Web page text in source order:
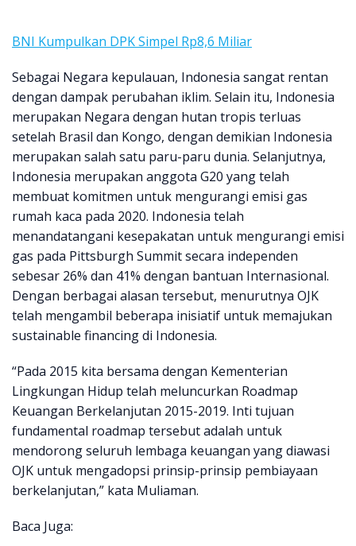
BNI Kumpulkan DPK Simpel Rp8,6 Miliar
Sebagai Negara kepulauan, Indonesia sangat rentan
dengan dampak perubahan iklim. Selain itu, Indonesia
merupakan Negara dengan hutan tropis terluas
setelah Brasil dan Kongo, dengan demikian Indonesia
merupakan salah satu paru-paru dunia. Selanjutnya,
Indonesia merupakan anggota G20 yang telah
membuat komitmen untuk mengurangi emisi gas
rumah kaca pada 2020. Indonesia telah
menandatangani kesepakatan untuk mengurangi emisi
gas pada Pittsburgh Summit secara independen
sebesar 26% dan 41% dengan bantuan Internasional.
Dengan berbagai alasan tersebut, menurutnya OJK
telah mengambil beberapa inisiatif untuk memajukan
sustainable financing di Indonesia.
“Pada 2015 kita bersama dengan Kementerian
Lingkungan Hidup telah meluncurkan Roadmap
Keuangan Berkelanjutan 2015-2019. Inti tujuan
fundamental roadmap tersebut adalah untuk
mendorong seluruh lembaga keuangan yang diawasi
OJK untuk mengadopsi prinsip-prinsip pembiayaan
berkelanjutan,” kata Muliaman.
Baca Juga: